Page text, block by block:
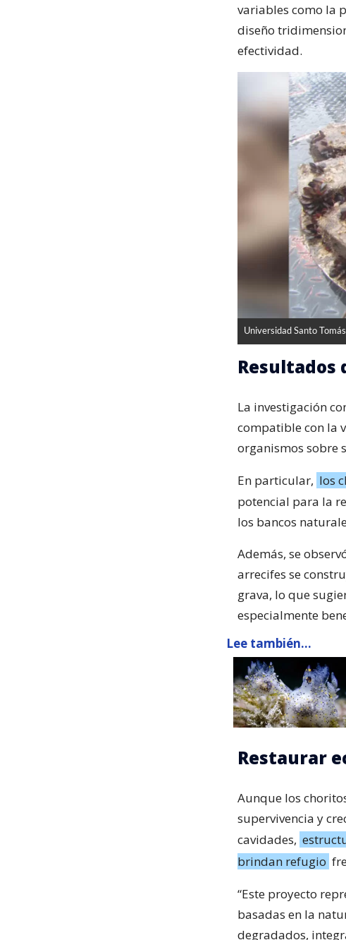
variables como la
diseño
efectividad.
Universidad Santo Tomás
Resultados
La investigación
compatible con la
organismos sobre
En particular, los
potencial para la
los bancos
Además, se
arrecifes se
grava, lo que
especialmente
Lee también...
Restaurar
Aunque los
supervivencia y
cavidades,
brindan refugio
“Este proyecto
basadas en la
degradados,